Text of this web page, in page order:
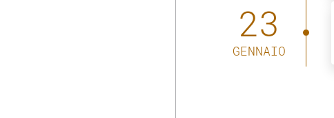
23
GENNAIO